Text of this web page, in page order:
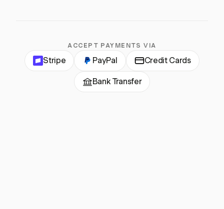
ACCEPT PAYMENTS VIA
Stripe PayPal Credit Cards
Bank Transfer